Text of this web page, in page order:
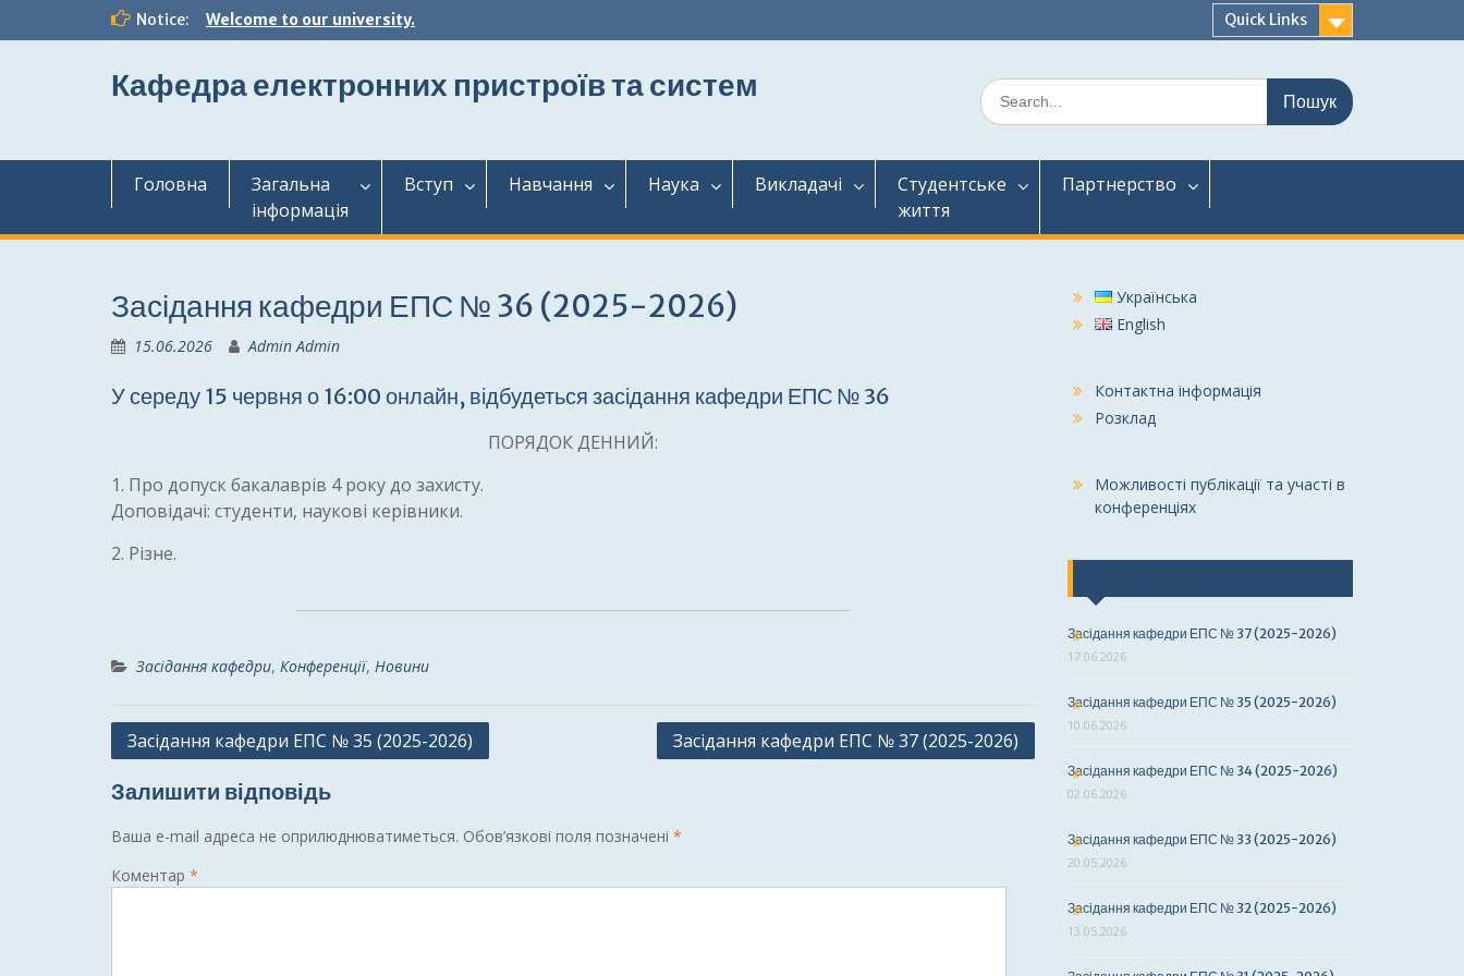
Notice: Welcome to our university. Quick Links
Кафедра електронних пристроїв та систем Шукати:
Головна
Загальна
інформація
Вступ Навчання Наука Викладачі
Студентське
життя
Партнерство
Засідання кафедри ЕПС № 36 (2025-2026)
15.06.2026 Admin Admin
У середу 15 червня о 16:00 онлайн, відбудеться засідання кафедри ЕПС № 36
ПОРЯДОК ДЕННИЙ:
1. Про допуск бакалаврів 4 року до захисту.
Доповідачі: студенти, наукові керівники.
2. Різне.
Засідання кафедри, Конференції, Новини
Навігація
Засідання кафедри ЕПС № 35 (2025-2026) Засідання кафедри ЕПС № 37 (2025-2026)
Залишити відповідь
Ваша e-mail адреса не оприлюднюватиметься. Обов’язкові поля позначені *
Коментар *
Українська
English
Контактна інформація
Розклад
Можливості публікації та участі в
конференціях
Засідання кафедри ЕПС № 37 (2025-2026)
17.06.2026
Засідання кафедри ЕПС № 35 (2025-2026)
10.06.2026
Засідання кафедри ЕПС № 34 (2025-2026)
02.06.2026
Засідання кафедри ЕПС № 33 (2025-2026)
20.05.2026
Засідання кафедри ЕПС № 32 (2025-2026)
13.05.2026